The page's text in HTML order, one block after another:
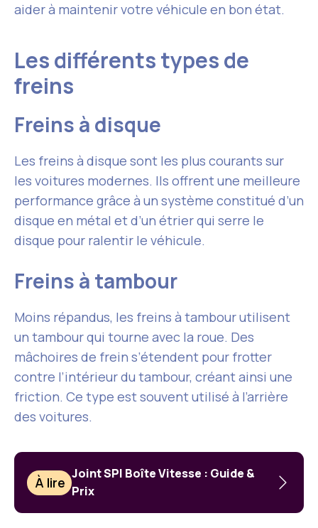
aider à maintenir votre véhicule en bon état.
Les différents types de
freins
Freins à disque
Les freins à disque sont les plus courants sur
les voitures modernes. Ils offrent une meilleure
performance grâce à un système constitué d’un
disque en métal et d’un étrier qui serre le
disque pour ralentir le véhicule.
Freins à tambour
Moins répandus, les freins à tambour utilisent
un tambour qui tourne avec la roue. Des
mâchoires de frein s’étendent pour frotter
contre l’intérieur du tambour, créant ainsi une
friction. Ce type est souvent utilisé à l’arrière
des voitures.
À lire
Joint SPI Boîte Vitesse : Guide &
Prix